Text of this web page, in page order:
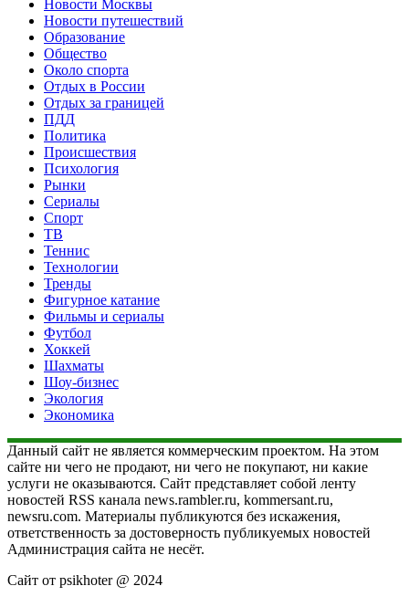
Новости Москвы
Новости путешествий
Образование
Общество
Около спорта
Отдых в России
Отдых за границей
ПДД
Политика
Происшествия
Психология
Рынки
Сериалы
Спорт
ТВ
Теннис
Технологии
Тренды
Фигурное катание
Фильмы и сериалы
Футбол
Хоккей
Шахматы
Шоу-бизнес
Экология
Экономика
Данный сайт не является коммерческим проектом. На этом
сайте ни чего не продают, ни чего не покупают, ни какие
услуги не оказываются. Сайт представляет собой ленту
новостей RSS канала news.rambler.ru, kommersant.ru,
newsru.com. Материалы публикуются без искажения,
ответственность за достоверность публикуемых новостей
Администрация сайта не несёт.
Сайт от psikhoter @ 2024